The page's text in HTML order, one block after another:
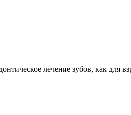
лечение зубов, как для